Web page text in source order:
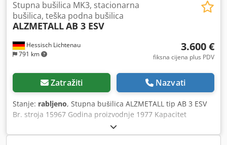
Hessisch Lichtenau
791 km
Stupna bušilica MK3, stacionarna
bušilica, teška podna bušilica
ALZMETALLAB 3 ESV
3.600 €
fiksna cijena plus PDV
Zatražiti Nazvati
Stanje: rabljeno, Stupna bušilica ALZMETALL tip AB 3 ESV
Br. stroja 15967 Godina proizvodnje 1977 Kapacitet
bušenja 32 mm Prihvat vretena MK 3 - kratko vreteno
Udaljenost čelo vretena - stol 545 mm (kratko vreteno)